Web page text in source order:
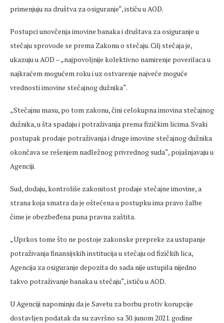
primenjuju na društva za osiguranje“, ističu u AOD.
Postupci unovčenja imovine banaka i društava za osiguranje u
stečaju sprovode se prema Zakonu o stečaju. Cilj stečaja je,
ukazuju u AOD – „najpovoljnije kolektivno namirenje poverilaca u
najkraćem mogućem roku i uz ostvarenje najveće moguće
vrednosti imovine stečajnog dužnika“.
„Stečajnu masu, po tom zakonu, čini celokupna imovina stečajnog
dužnika, u šta spadaju i potraživanja prema fizičkim licima. Svaki
postupak prodaje potraživanja i druge imovine stečajnog dužnika
okončava se rešenjem nadležnog privrednog suda“, pojašnjavaju u
Agenciji.
Sud, dodaju, kontroliše zakonitost prodaje stečajne imovine, a
strana koja smatra da je oštećena u postupku ima pravo žalbe
čime je obezbeđena puna pravna zaštita.
„Uprkos tome što ne postoje zakonske prepreke za ustupanje
potraživanja finansijskih institucija u stečaju od fizičkih lica,
Agencija za osiguranje depozita do sada nije ustupila nijedno
takvo potraživanje banaka u stečaju“, ističu u AOD.
U Agenciji napominju da je Savetu za borbu protiv korupcije
dostavljen podatak da su završno sa 30. junom 2021. godine